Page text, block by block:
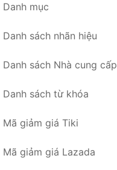
Danh mục
Danh sách nhãn hiệu
Danh sách Nhà cung cấp
Danh sách từ khóa
Mã giảm giá Tiki
Mã giảm giá Lazada